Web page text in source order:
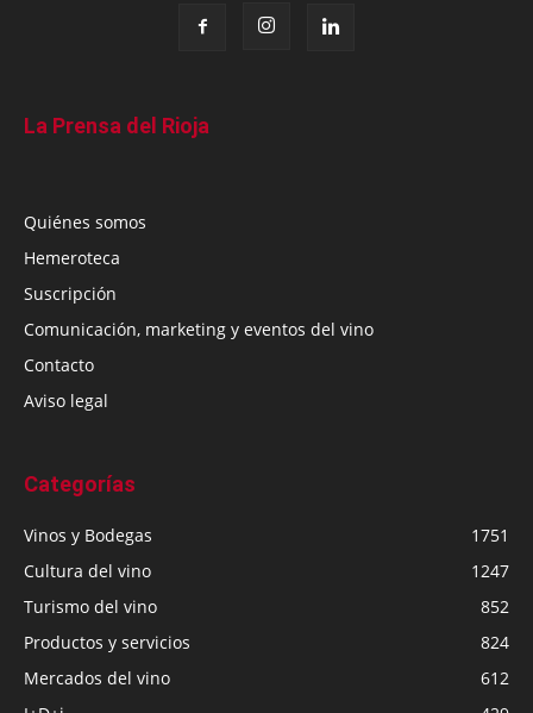
La Prensa del Rioja
Quiénes somos
Hemeroteca
Suscripción
Comunicación, marketing y eventos del vino
Contacto
Aviso legal
Categorías
Vinos y Bodegas
1751
Cultura del vino
1247
Turismo del vino
852
Productos y servicios
824
Mercados del vino
612